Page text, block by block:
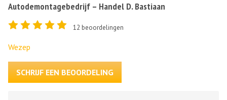
Autodemontagebedrijf – Handel D. Bastiaan
12 beoordelingen
Wezep
SCHRIJF EEN BEOORDELING